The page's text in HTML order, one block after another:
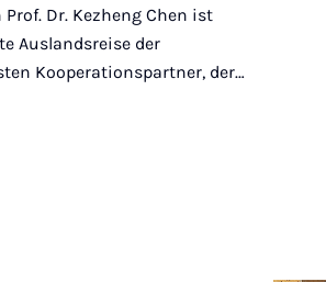
Dr. Kezheng Chen ist
Auslandsreise der
Kooperationspartner, der…